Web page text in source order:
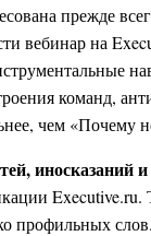
прежде
вебинар на
команд,
чем «Почему
иносказаний
профильных